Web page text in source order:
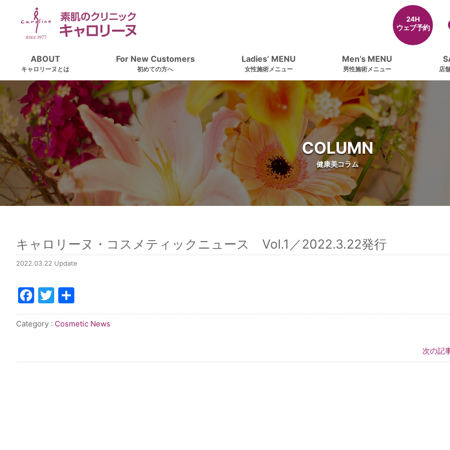
ABOUT
キャロリーヌとは
For New Customers
初めての方へ
Ladies’ MENU
女性施術メニュー
Men’s MENU
男性施術メニュー 店
24H
ウェブ予約
COLUMN
健康美コラム
キャロリーヌ・コスメティックニュース Vol.1／2022.3.22発行
2022.03.22 Update
Facebook
Twitter
有
Category : Cosmetic News
次の記